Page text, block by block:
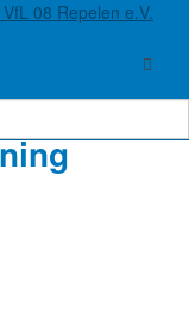
VfL 08 Repelen e.V.